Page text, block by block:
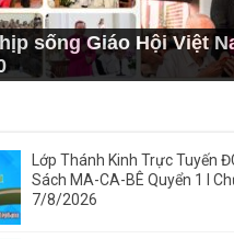
sống Giáo Hội Việt
Lớp Thánh Kinh Trực Tuyến
Sách MA-CA-BÊ Quyển 1 I
7/8/2026